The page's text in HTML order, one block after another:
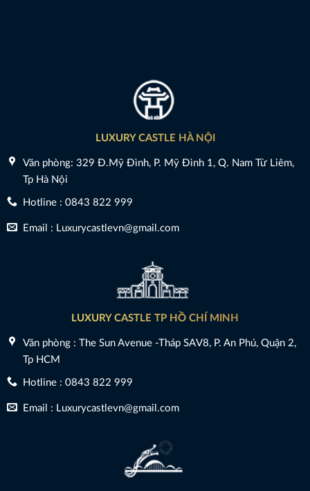
LUXURY CASTLE HÀ NỘI
Văn phòng: 329 Đ.Mỹ Đình, P. Mỹ Đình 1, Q. Nam Từ Liêm,
Tp Hà Nội
Hotline : 0843 822 999
Email : Luxurycastlevn@gmail.com
LUXURY CASTLE TP HỒ CHÍ MINH
Văn phòng : The Sun Avenue -Tháp SAV8, P. An Phú, Quận 2,
Tp HCM
Hotline : 0843 822 999
Email : Luxurycastlevn@gmail.com